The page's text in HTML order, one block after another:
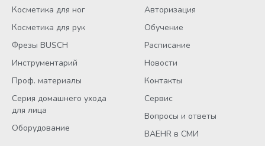
Косметика для ног
Косметика для рук
Фрезы BUSCH
Инструментарий
Проф. материалы
Серия домашнего ухода
для лица
Оборудование
Авторизация
Обучение
Расписание
Новости
Контакты
Сервис
Вопросы и ответы
BAEHR в СМИ